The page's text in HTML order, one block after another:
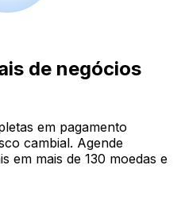
de negócios
em pagamento
cambial. Agende
em mais de 130 moedas e